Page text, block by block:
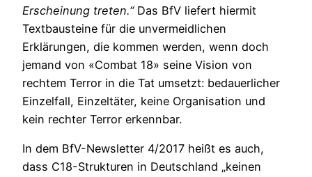
Erscheinung treten.“Das BfV liefert hiermit
Textbausteine für die unvermeidlichen
Erklärungen, die kommen werden, wenn doch
jemand von «Combat 18» seine Vision von
rechtem Terror in die Tat umsetzt: bedauerlicher
Einzelfall, Einzeltäter, keine Organisation und
kein rechter Terror erkennbar.
In dem BfV-Newsletter 4/2017 heißt es auch,
dass C18-Strukturen in Deutschland „keinen